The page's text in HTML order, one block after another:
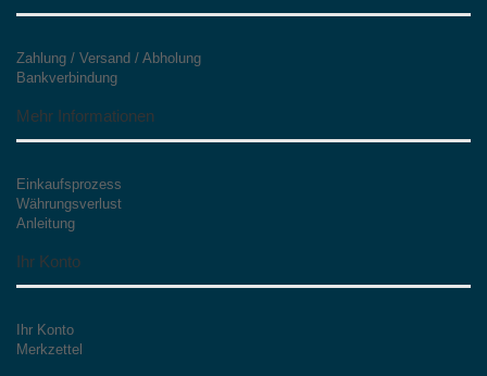
Zahlung / Versand / Abholung
Bankverbindung
Mehr Informationen
Einkaufsprozess
Währungsverlust
Anleitung
Ihr Konto
Ihr Konto
Merkzettel